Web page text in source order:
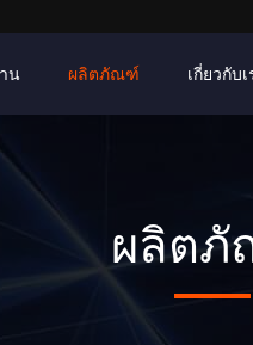
น ผลิตภัณฑ์ เกี่ยวกับเ
ผลิต